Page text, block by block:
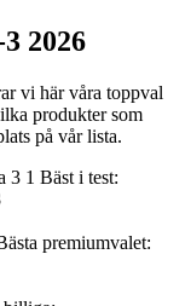
2026
vi här våra toppval
produkter som
på vår lista.
1 Bäst i test:
premiumvalet: